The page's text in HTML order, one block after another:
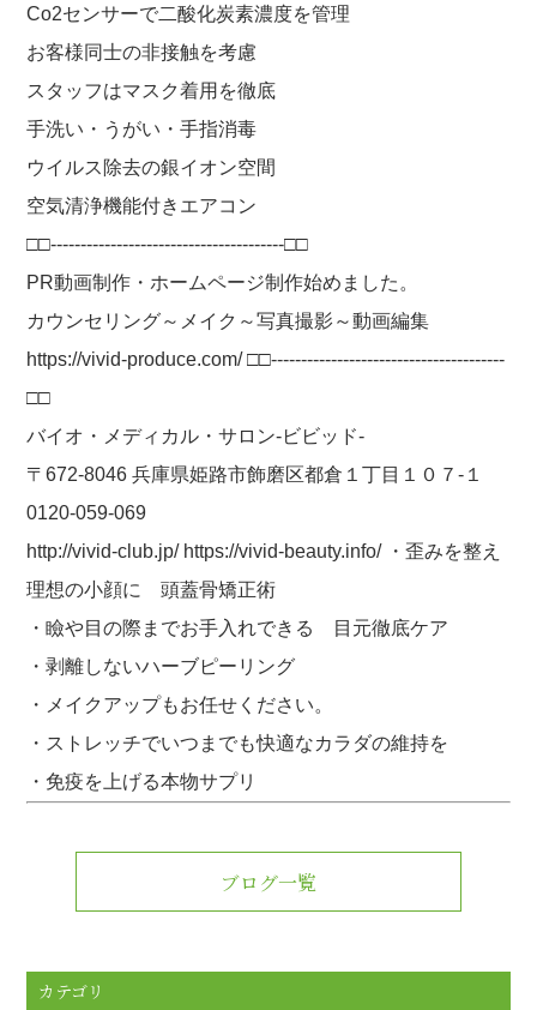
Co2センサーで二酸化炭素濃度を管理
お客様同士の非接触を考慮
スタッフはマスク着用を徹底
手洗い・うがい・手指消毒
ウイルス除去の銀イオン空間
空気清浄機能付きエアコン
□□---------------------------------------□□
PR動画制作・ホームページ制作始めました。
カウンセリング～メイク～写真撮影～動画編集
https://vivid-produce.com/ □□---------------------------------------
□□
バイオ・メディカル・サロン-ビビッド-
〒672-8046 兵庫県姫路市飾磨区都倉１丁目１０７-１
0120-059-069
http://vivid-club.jp/ https://vivid-beauty.info/ ・歪みを整え
理想の小顔に 頭蓋骨矯正術
・瞼や目の際までお手入れできる 目元徹底ケア
・剥離しないハーブピーリング
・メイクアップもお任せください。
・ストレッチでいつまでも快適なカラダの維持を
・免疫を上げる本物サプリ
ブログ一覧
カテゴリ